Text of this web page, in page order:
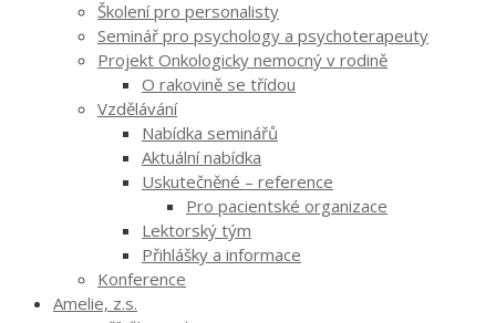
Školení pro personalisty
Seminář pro psychology a psychoterapeuty
Projekt Onkologicky nemocný v rodině
O rakovině se třídou
Vzdělávání
Nabídka seminářů
Aktuální nabídka
Uskutečněné – reference
Pro pacientské organizace
Lektorský tým
Přihlášky a informace
Konference
Amelie, z.s.